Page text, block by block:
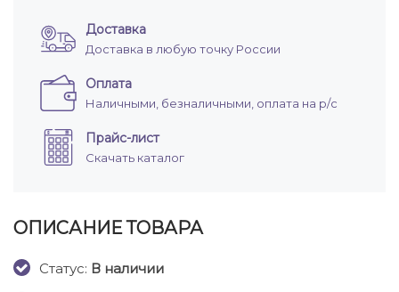
Доставка
Доставка в любую точку России
Оплата
Наличными, безналичными, оплата на р/с
Прайс-лист
Скачать каталог
ОПИСАНИЕ ТОВАРА
Cтатус: В наличии